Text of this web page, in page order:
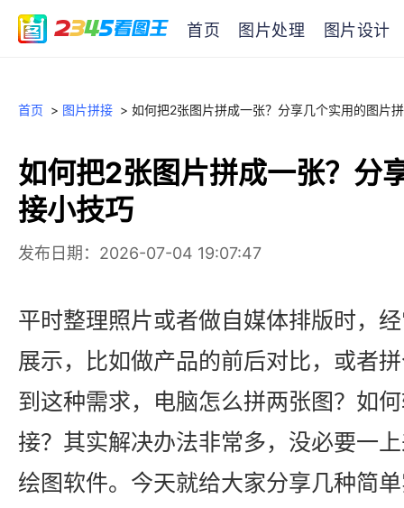
首页 图片处理 图片设计
首页 > 图片拼接 > 如何把2张图片拼成一张？分享几个实用的图片
如何把2张图片拼成一张？分
接小技巧
发布日期：2026-07-04 19:07:47
平时整理照片或者做自媒体排版时，
展示，比如做产品的前后对比，或者
到这种需求，电脑怎么拼两张图？如
接？其实解决办法非常多，没必要一
绘图软件。今天就给大家分享几种简